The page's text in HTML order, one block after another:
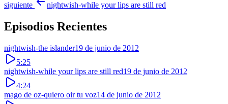
siguiente
nightwish-while your lips are still red
Episodios Recientes
nightwish-the islander19 de junio de 2012
5:25
nightwish-while your lips are still red19 de junio de 2012
4:24
mago de oz-quiero oir tu voz14 de junio de 2012